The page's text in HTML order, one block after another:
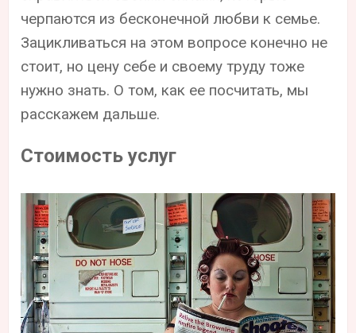
черпаются из бесконечной любви к семье.
Зацикливаться на этом вопросе конечно не
стоит, но цену себе и своему труду тоже
нужно знать. О том, как ее посчитать, мы
расскажем дальше.
Стоимость услуг